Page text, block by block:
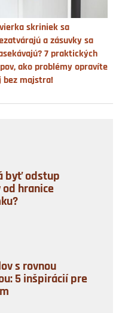
skriniek sa
a zásuvky sa
7 praktických
ako problémy opravíte
bez majstra!
byť odstup
hranice
s rovnou
5 inšpirácií pre